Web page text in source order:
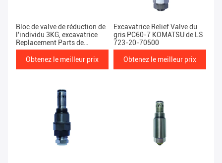
Bloc de valve de réduction de
l'individu 3KG, excavatrice
Replacement Parts de
PC200-6 KOMATSU
Obtenez le meilleur prix
Excavatrice Relief Valve du
gris PC60-7 KOMATSU de LS
723-20-70500
Obtenez le meilleur prix